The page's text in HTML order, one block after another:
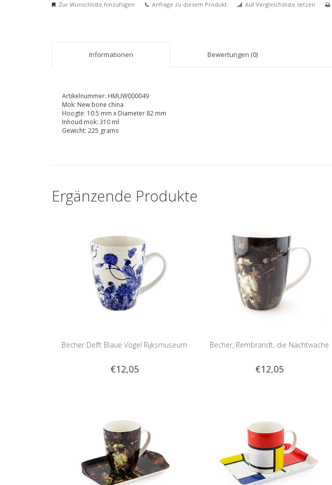
Zur Wunschliste hinzufügen Anfrage zu diesem Produkt Auf Vergleichsliste setzen
Informationen Bewertungen (0)
Artikelnummer: HMUW000049
Mok: New bone china
Hoogte: 10.5 mm x Diameter 82 mm
Inhoud mok: 310 ml
Gewicht: 225 grams
Ergänzende Produkte
Becher Delft Blaue Vögel Rijksmuseum
€12,05
Becher, Rembrandt, die Nachtwache
€12,05